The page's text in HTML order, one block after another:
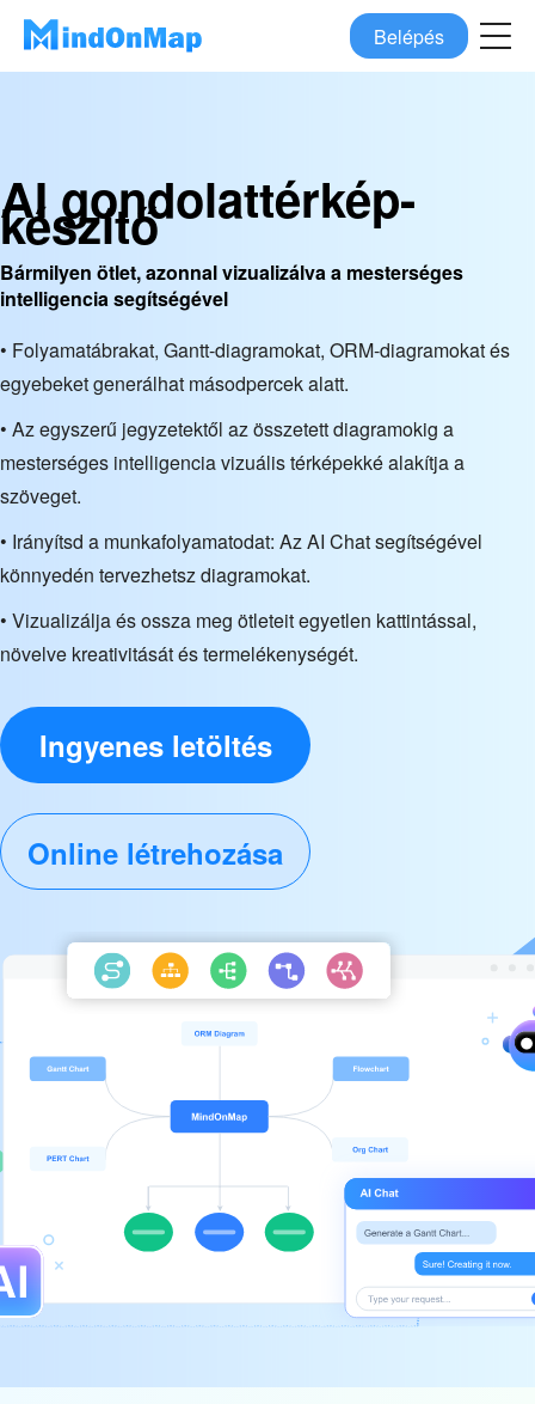
Belépés
AI gondolattérkép-
készítő
Bármilyen ötlet, azonnal vizualizálva a mesterséges
intelligencia segítségével
• Folyamatábrakat, Gantt-diagramokat, ORM-diagramokat és
egyebeket generálhat másodpercek alatt.
• Az egyszerű jegyzetektől az összetett diagramokig a
mesterséges intelligencia vizuális térképekké alakítja a
szöveget.
• Irányítsd a munkafolyamatodat: Az AI Chat segítségével
könnyedén tervezhetsz diagramokat.
• Vizualizálja és ossza meg ötleteit egyetlen kattintással,
növelve kreativitását és termelékenységét.
Ingyenes letöltés
Online létrehozása